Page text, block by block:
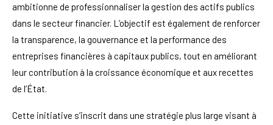
ambitionne de professionnaliser la gestion des actifs publics
dans le secteur financier. L’objectif est également de renforcer
la transparence, la gouvernance et la performance des
entreprises financières à capitaux publics, tout en améliorant
leur contribution à la croissance économique et aux recettes
de l’État.
Cette initiative s’inscrit dans une stratégie plus large visant à